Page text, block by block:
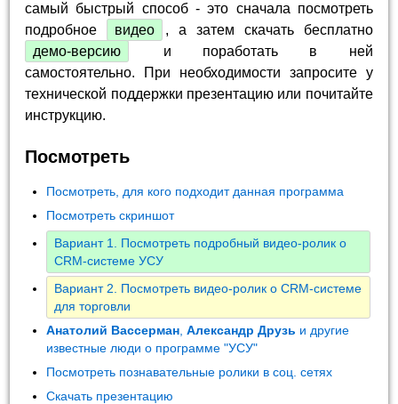
самый быстрый способ - это сначала посмотреть
подробное
видео
, а затем скачать бесплатно
демо-версию
и поработать в ней
самостоятельно. При необходимости запросите у
технической поддержки презентацию или почитайте
инструкцию.
Посмотреть
Посмотреть, для кого подходит данная программа
Посмотреть скриншот
Вариант 1. Посмотреть подробный видео-ролик о
CRM-системе УСУ
Вариант 2. Посмотреть видео-ролик о CRM-системе
для торговли
Анатолий Вассерман ,Александр Друзь и другие
известные люди о программе "УСУ"
Посмотреть познавательные ролики в соц. сетях
Скачать презентацию